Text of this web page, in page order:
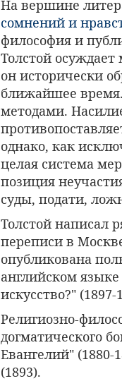
На вершине
сомнений и
философия и
Толстой
он исторически
ближайшее
методами.
однако, как
целая система
позиция
суды, подати,
Толстой написал
переписи в
опубликована
английском языке
искусство?" (1897-
Религиозно-
догматического
Евангелий" (1880-
(1893).